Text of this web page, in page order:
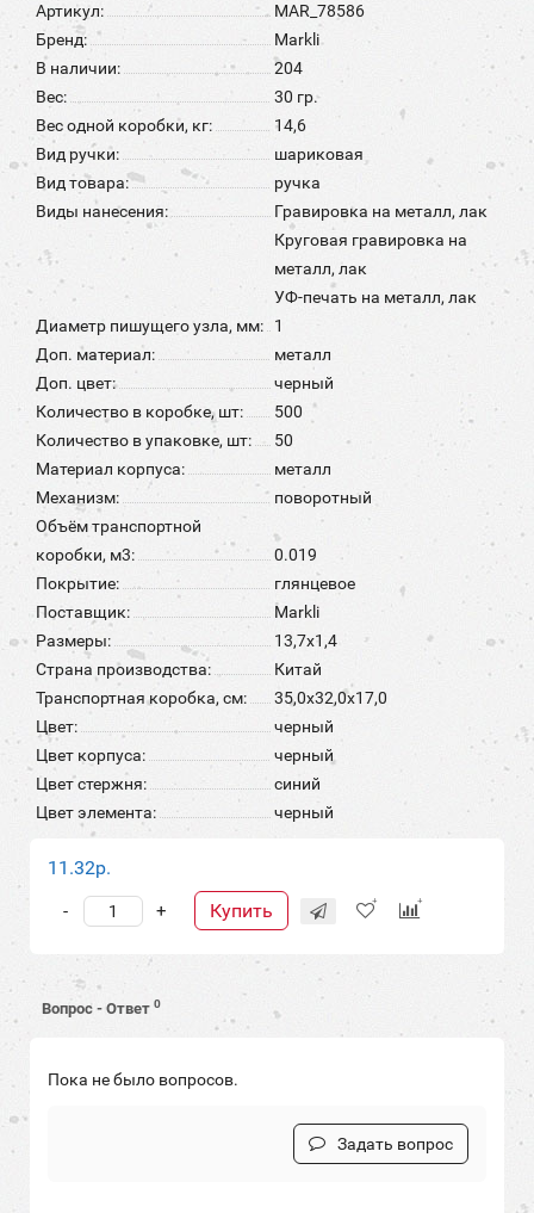
Артикул:
MAR_78586
Бренд:
Markli
В наличии:
204
Вес:
30 гр.
Вес одной коробки, кг:
14,6
Вид ручки:
шариковая
Вид товара:
ручка
Виды нанесения:
Гравировка на металл, лак
Круговая гравировка на
металл, лак
УФ-печать на металл, лак
Диаметр пишущего узла, мм:
1
Доп. материал:
металл
Доп. цвет:
черный
Количество в коробке, шт:
500
Количество в упаковке, шт:
50
Материал корпуса:
металл
Механизм:
поворотный
Объём транспортной
коробки, м3:
0.019
Покрытие:
глянцевое
Поставщик:
Markli
Размеры:
13,7x1,4
Страна производства:
Китай
Транспортная коробка, см:
35,0x32,0x17,0
Цвет:
черный
Цвет корпуса:
черный
Цвет стержня:
синий
Цвет элемента:
черный
11.32р.
+
- Купить
Вопрос - Ответ 0
Пока не было вопросов.
Задать вопрос